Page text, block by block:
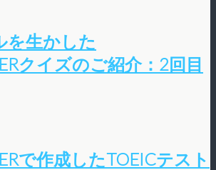
を生かした
クイズのご紹介：2回目
で作成したTOEICテスト